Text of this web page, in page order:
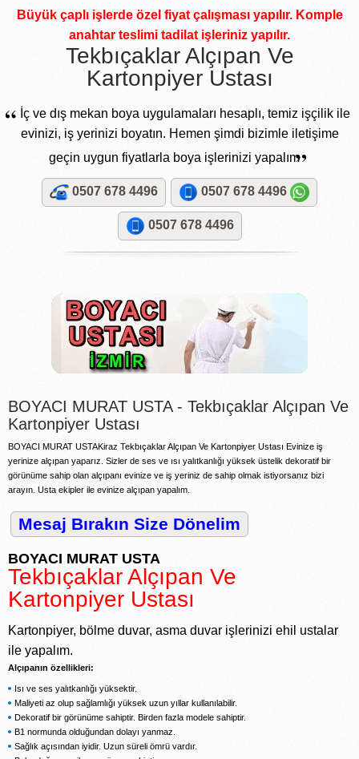
Büyük çaplı işlerde özel fiyat çalışması yapılır. Komple
anahtar teslimi tadilat işleriniz yapılır.
Tekbıçaklar Alçıpan Ve
Kartonpiyer Ustası
“ İç ve dış mekan boya uygulamaları hesaplı, temiz işçilik ile
evinizi, iş yerinizi boyatın. Hemen şimdi bizimle iletişime
geçin uygun fiyatlarla boya işlerinizi yapalım”
0507 678 4496 0507 678 4496
0507 678 4496
BOYACI MURAT USTA - Tekbıçaklar Alçıpan Ve
Kartonpiyer Ustası
BOYACI MURAT USTAKiraz Tekbıçaklar Alçıpan Ve Kartonpiyer Ustası Evinize iş
yerinize alçıpan yaparız. Sizler de ses ve ısı yalıtkanlığı yüksek üstelik dekoratif bir
görünüme sahip olan alçıpanı evinize ve iş yeriniz de sahip olmak istiyorsanız bizi
arayın. Usta ekipler ile evinize alçıpan yapalım.
Mesaj Bırakın Size Dönelim
BOYACI MURAT USTA
Tekbıçaklar Alçıpan Ve
Kartonpiyer Ustası
Kartonpiyer, bölme duvar, asma duvar işlerinizi ehil ustalar
ile yapalım.
Alçıpanın özellikleri:
Isı ve ses yalıtkanlığı yüksektir.
Maliyeti az olup sağlamlığı yüksek uzun yıllar kullanılabilir.
Dekoratif bir görünüme sahiptir. Birden fazla modele sahiptir.
B1 normunda olduğundan dolayı yanmaz.
Sağlık açısından iyidir. Uzun süreli ömrü vardır.